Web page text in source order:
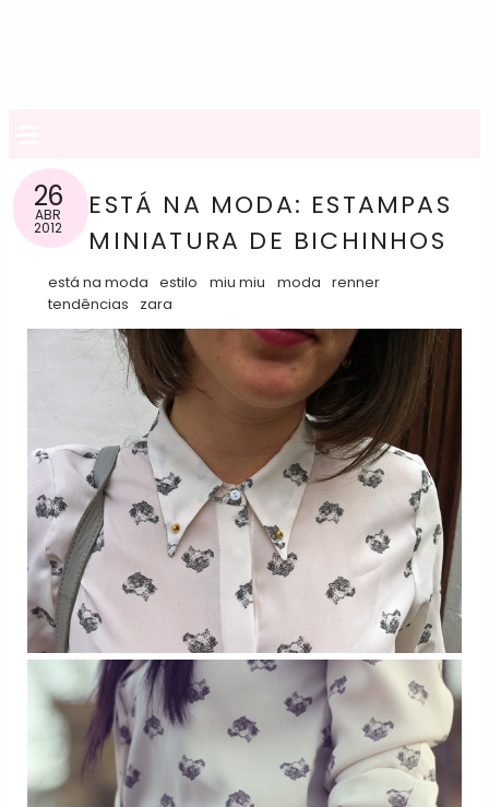
26
ABR
2012
ESTÁ NA MODA: ESTAMPAS
MINIATURA DE BICHINHOS
está na moda estilo miu miu moda
renner
tendências
zara